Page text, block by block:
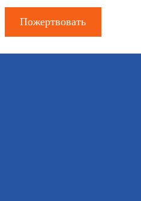
Пожертвовать